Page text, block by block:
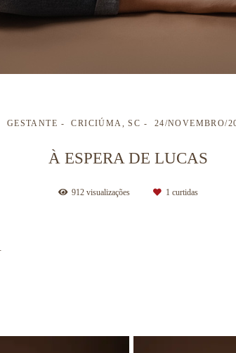
GESTANTE CRICIÚMA, SC 24/NOVEMBRO/
À ESPERA DE LUCAS
912visualizações 1 curtidas